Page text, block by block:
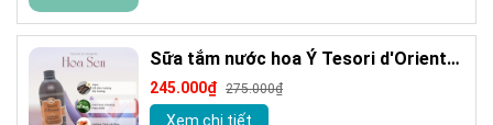
Sữa tắm nước hoa Ý Tesori d'Oriente
chính hãng 500ml kèm vòi
245.000₫ 275.000₫
Xem chi tiết